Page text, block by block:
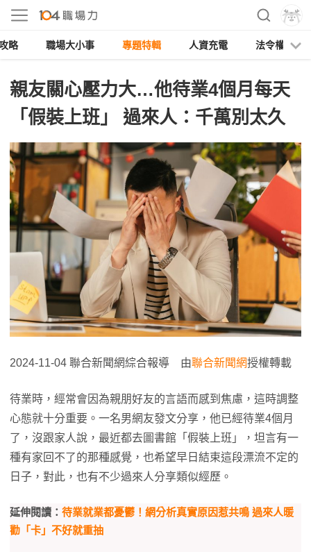
略 職場大小事 專題特輯 人資充電 法令權益
親友關心壓力大…他待業4個月每天
「假裝上班」 過來人：千萬別太久
2024-11-04 聯合新聞網綜合報導 由聯合新聞網授權轉載
待業時，經常會因為親朋好友的言語而感到焦慮，這時調整
心態就十分重要。一名男網友發文分享，他已經待業4個月
了，沒跟家人說，最近都去圖書館「假裝上班」，坦言有一
種有家回不了的那種感覺，也希望早日結束這段漂流不定的
日子，對此，也有不少過來人分享類似經歷。
延伸閱讀： 待業就業都憂鬱！網分析真實原因惹共鳴 過來人暖
勸「卡」不好就重抽